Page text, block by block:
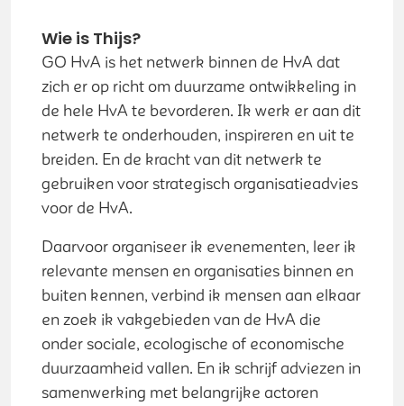
Wie is Thijs?
GO HvA is het netwerk binnen de HvA dat
zich er op richt om duurzame ontwikkeling in
de hele HvA te bevorderen. Ik werk er aan dit
netwerk te onderhouden, inspireren en uit te
breiden. En de kracht van dit netwerk te
gebruiken voor strategisch organisatieadvies
voor de HvA.
Daarvoor organiseer ik evenementen, leer ik
relevante mensen en organisaties binnen en
buiten kennen, verbind ik mensen aan elkaar
en zoek ik vakgebieden van de HvA die
onder sociale, ecologische of economische
duurzaamheid vallen. En ik schrijf adviezen in
samenwerking met belangrijke actoren